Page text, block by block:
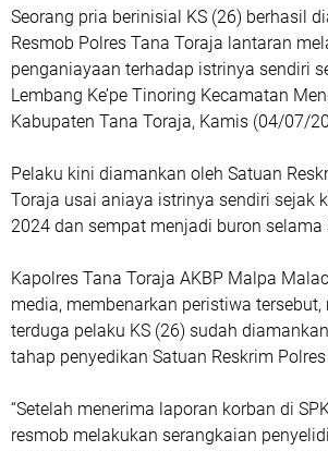
Seorang pria berinisial KS (26) berhasil
Resmob Polres Tana Toraja lantaran
penganiayaan terhadap istrinya sendiri
Lembang Ke’pe Tinoring Kecamatan
Kabupaten Tana Toraja, Kamis (04/07/
Pelaku kini diamankan oleh Satuan
Toraja usai aniaya istrinya sendiri sejak
2024 dan sempat menjadi buron selama
Kapolres Tana Toraja AKBP Malpa
media, membenarkan peristiwa tersebut,
terduga pelaku KS (26) sudah
tahap penyedikan Satuan Reskrim
“Setelah menerima laporan korban di
resmob melakukan serangkaian